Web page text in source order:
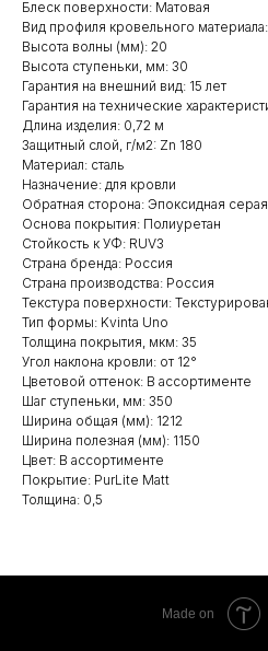
Блеск поверхности: Матовая
Вид профиля кровельного
Высота волны (мм): 20
Высота ступеньки, мм: 30
Гарантия на внешний вид: 15 лет
Гарантия на технические
Длина изделия: 0,72 м
Защитный слой, г/м2: Zn 180
Материал: сталь
Назначение: для кровли
Обратная сторона: Эпоксидная серая
Основа покрытия: Полиуретан
Стойкость к УФ: RUV3
Страна бренда: Россия
Страна производства: Россия
Текстура поверхности:
Тип формы: Kvinta Uno
Толщина покрытия, мкм: 35
Угол наклона кровли: от 12°
Цветовой оттенок: В ассортименте
Шаг ступеньки, мм: 350
Ширина общая (мм): 1212
Ширина полезная (мм): 1150
Цвет: В ассортименте
Покрытие: PurLite Matt
Толщина: 0,5
Made on